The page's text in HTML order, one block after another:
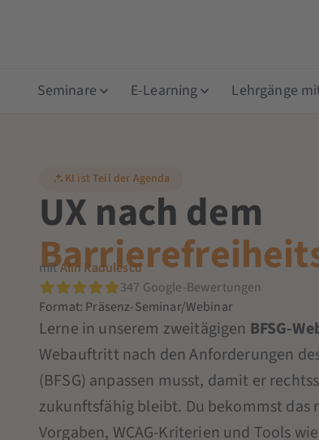
Seminare E-Learning Lehrgänge
KI ist Teil der Agenda
UX nach dem
mitAlin Radulescu
347 Google-Bewertungen
Format: Präsenz-Seminar/Webinar
Lerne in unserem zweitägigen BFSG-
Webauftritt nach den Anforderungen
(BFSG) anpassen musst, damit er
zukunftsfähig bleibt. Du bekommst das
Vorgaben, WCAG-Kriterien und Tools